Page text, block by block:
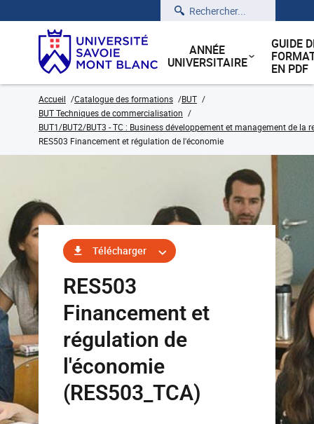
Rechercher
ANNÉE
UNIVERSITAIRE
GUIDE
EN PDF
Accueil Catalogue des formations
BUT
BUT Techniques de commercialisation
BUT1/BUT2/BUT3 - TC : Business développement et management de la
RES503 Financement et régulation de l'économie
Télécharger
RES503
Financement et
régulation de
l'économie
(RES503_TCA)